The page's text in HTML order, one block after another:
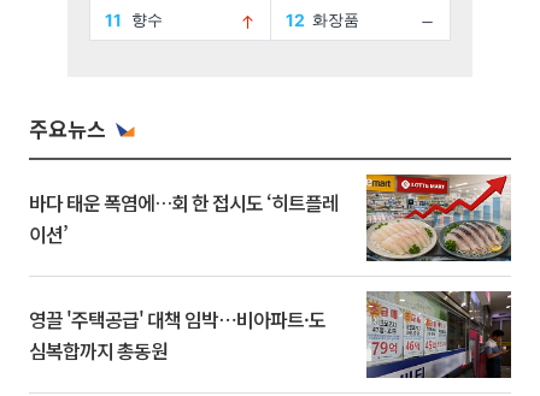
주요뉴스
바다 태운 폭염에…회 한 접시도 ‘히트플레
이션’
영끌 '주택공급' 대책 임박⋯비아파트·도
심복합까지 총동원